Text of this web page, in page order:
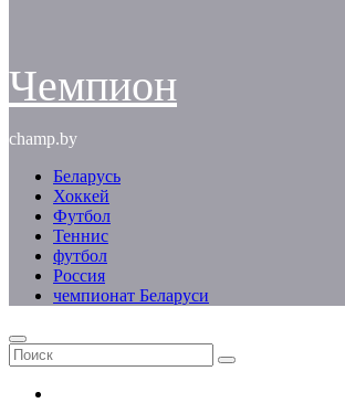
Чемпион
champ.by
Беларусь
Хоккей
Футбол
Теннис
футбол
Россия
чемпионат Беларуси